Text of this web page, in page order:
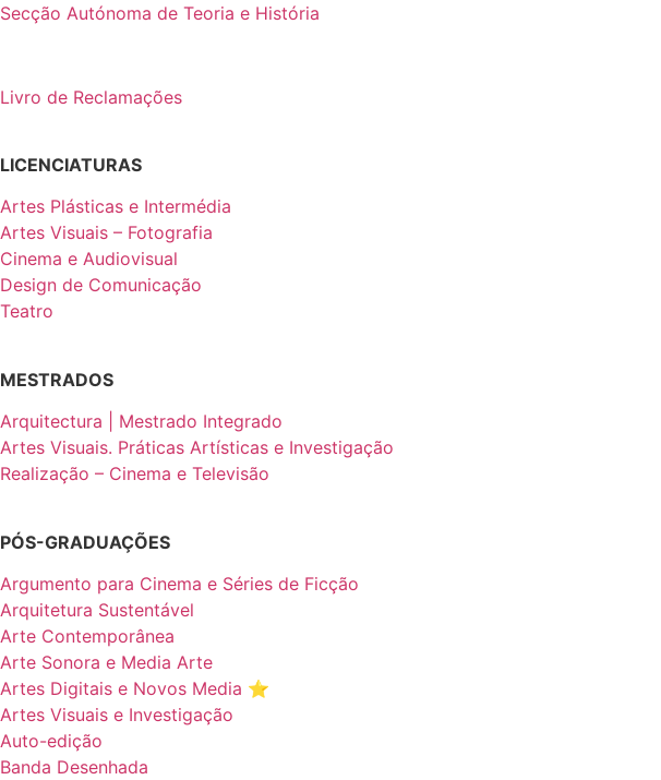
Secção Autónoma de Teoria e História
Livro de Reclamações
LICENCIATURAS
Artes Plásticas e Intermédia
Artes Visuais – Fotografia
Cinema e Audiovisual
Design de Comunicação
Teatro
MESTRADOS
Arquitectura | Mestrado Integrado
Artes Visuais. Práticas Artísticas e Investigação
Realização – Cinema e Televisão
PÓS-GRADUAÇÕES
Argumento para Cinema e Séries de Ficção
Arquitetura Sustentável
Arte Contemporânea
Arte Sonora e Media Arte
Artes Digitais e Novos Media ⭐️
Artes Visuais e Investigação
Auto-edição
Banda Desenhada